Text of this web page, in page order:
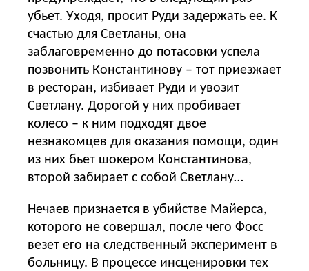
убьет. Уходя, просит Руди задержать ее. К
счастью для Светланы, она
заблаговременно до потасовки успела
позвонить Константинову – тот приезжает
в ресторан, избивает Руди и увозит
Светлану. Дорогой у них пробивает
колесо – к ним подходят двое
незнакомцев для оказания помощи, один
из них бьет шокером Константинова,
второй забирает с собой Светлану…
Нечаев признается в убийстве Майерса,
которого не совершал, после чего Фосс
везет его на следственный эксперимент в
больницу. В процессе инсценировки тех